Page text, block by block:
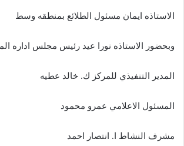
الاستاذه ايمان مسئول الطلائع بمنطقه وسط
وبحضور الاستاذه نورا عيد رئيس مجلس اداره
المدير التنفيذي للمركز ك. خالد عطيه
المسئول الاعلامي عمرو محمود
مشرف النشاط ا. انتصار احمد